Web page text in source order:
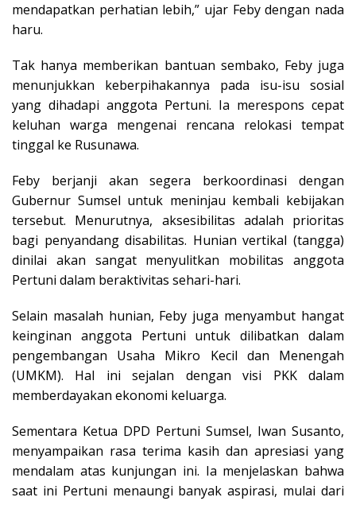
mendapatkan perhatian lebih,” ujar Feby dengan nada
haru.
Tak hanya memberikan bantuan sembako, Feby juga
menunjukkan keberpihakannya pada isu-isu sosial
yang dihadapi anggota Pertuni. Ia merespons cepat
keluhan warga mengenai rencana relokasi tempat
tinggal ke Rusunawa.
Feby berjanji akan segera berkoordinasi dengan
Gubernur Sumsel untuk meninjau kembali kebijakan
tersebut. Menurutnya, aksesibilitas adalah prioritas
bagi penyandang disabilitas. Hunian vertikal (tangga)
dinilai akan sangat menyulitkan mobilitas anggota
Pertuni dalam beraktivitas sehari-hari.
Selain masalah hunian, Feby juga menyambut hangat
keinginan anggota Pertuni untuk dilibatkan dalam
pengembangan Usaha Mikro Kecil dan Menengah
(UMKM). Hal ini sejalan dengan visi PKK dalam
memberdayakan ekonomi keluarga.
Sementara Ketua DPD Pertuni Sumsel, Iwan Susanto,
menyampaikan rasa terima kasih dan apresiasi yang
mendalam atas kunjungan ini. Ia menjelaskan bahwa
saat ini Pertuni menaungi banyak aspirasi, mulai dari